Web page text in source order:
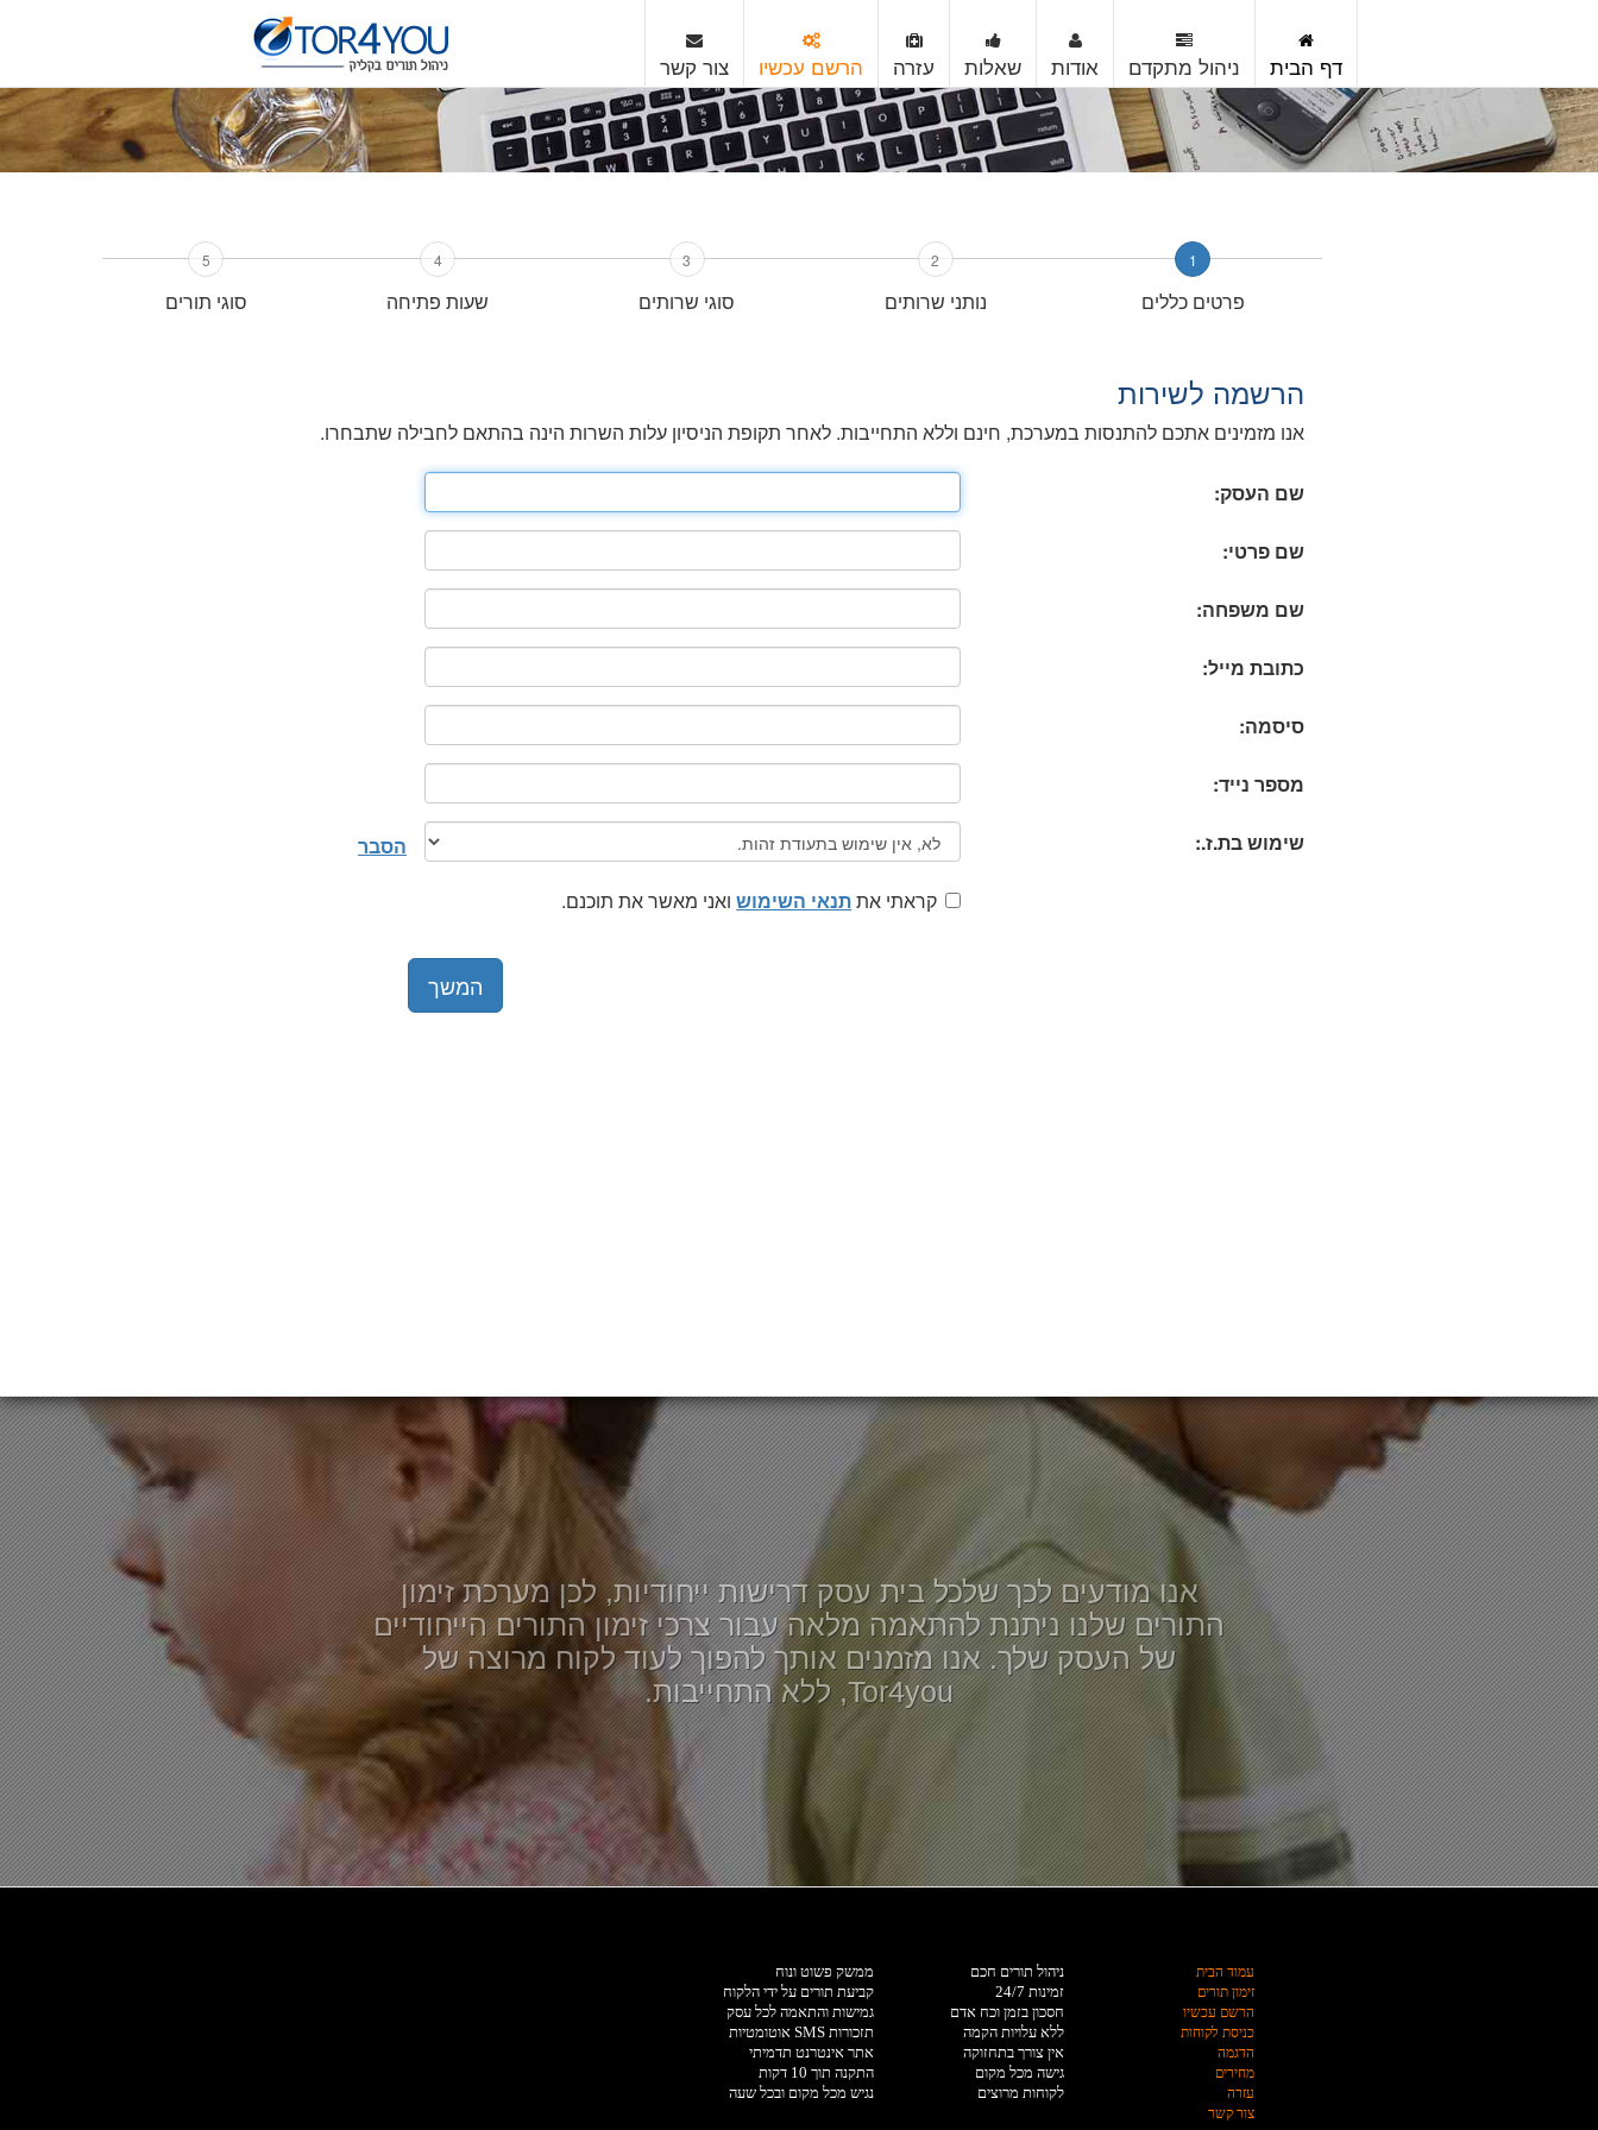
דף הבית ניהול מתקדם אודות שאלות עזרה הרשם עכשיו צור קשר
אנו מודעים לכך שלכל בית עסק דרישות ייחודיות, לכן מערכת זימון
התורים שלנו ניתנת להתאמה מלאה עבור צרכי זימון התורים הייחודיים
של העסק שלך. אנו מזמנים אותך להפוך לעוד לקוח מרוצה של
Tor4you, ללא התחייבות.
עמוד הבית
זימון תורים
הרשם עכשיו
כניסת לקוחות
הדגמה
מחירים
עזרה
צור קשר
ניהול תורים חכם
זמינות 24/7
חסכון בזמן וכח אדם
ללא עלויות הקמה
אין צורך בתחזוקה
גישה מכל מקום
לקוחות מרוצים
ממשק פשוט ונוח
קביעת תורים על ידי הלקוח
גמישות והתאמה לכל עסק
תזכורות SMS אוטומטיות
אתר אינטרנט תדמיתי
התקנה תוך 10 דקות
נגיש מכל מקום ובכל שעה